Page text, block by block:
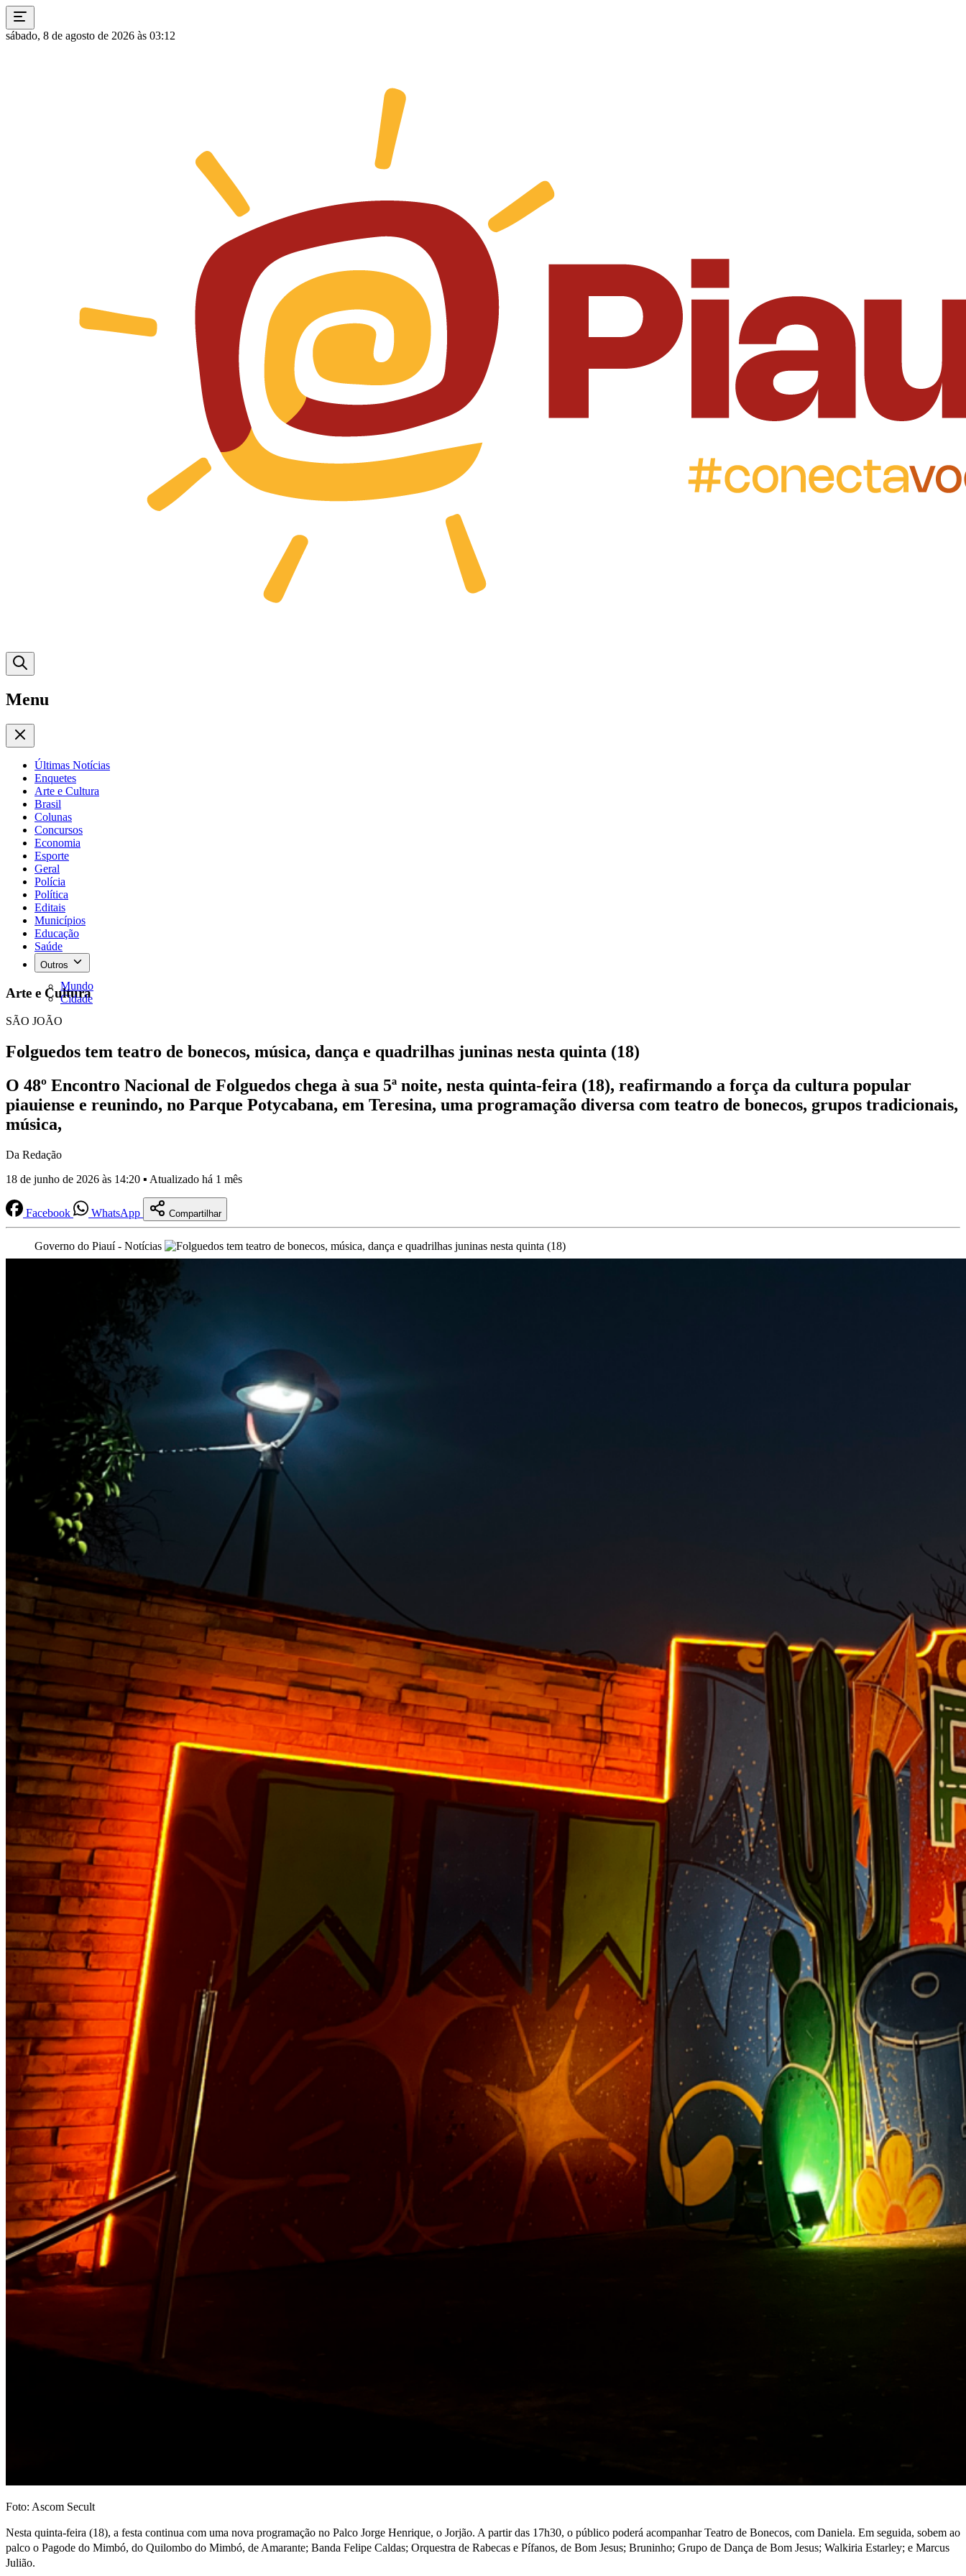
sábado, 8 de agosto de 2026 às 03:12
Menu
Últimas Notícias
Enquetes
Arte e Cultura
Brasil
Colunas
Concursos
Economia
Esporte
Geral
Polícia
Política
Editais
Municípios
Educação
Saúde
Outros
Mundo
Cidade
Arte e Cultura
SÃO JOÃO
Folguedos tem teatro de bonecos, música, dança e quadrilhas juninas nesta quinta (18)
O 48º Encontro Nacional de Folguedos chega à sua 5ª noite, nesta quinta-feira (18), reafirmando a força da cultura popular
piauiense e reunindo, no Parque Potycabana, em Teresina, uma programação diversa com teatro de bonecos, grupos tradicionais,
música,
Da Redação
18 de junho de 2026 às 14:20 ▪ Atualizado há 1 mês
Facebook WhatsApp Compartilhar
Governo do Piauí - Notícias
Foto: Ascom Secult
Nesta quinta-feira (18), a festa continua com uma nova programação no Palco Jorge Henrique, o Jorjão. A partir das 17h30, o público poderá acompanhar Teatro de Bonecos, com Daniela. Em seguida, sobem ao
palco o Pagode do Mimbó, do Quilombo do Mimbó, de Amarante; Banda Felipe Caldas; Orquestra de Rabecas e Pífanos, de Bom Jesus; Bruninho; Grupo de Dança de Bom Jesus; Walkiria Estarley; e Marcus
Julião.